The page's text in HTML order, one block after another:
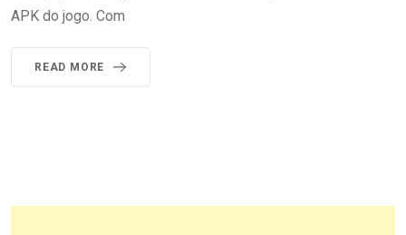
APK do jogo. Com
READ MORE